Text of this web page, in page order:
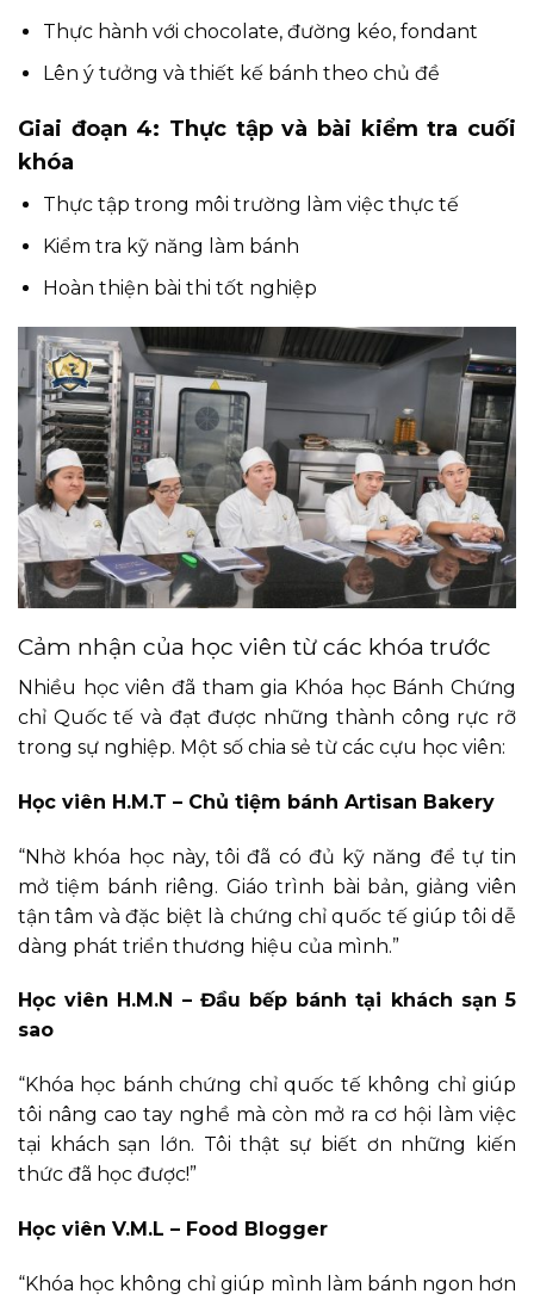
Thực hành với chocolate, đường kéo, fondant
Lên ý tưởng và thiết kế bánh theo chủ đề
Giai đoạn 4: Thực tập và bài kiểm tra cuối
khóa
Thực tập trong môi trường làm việc thực tế
Kiểm tra kỹ năng làm bánh
Hoàn thiện bài thi tốt nghiệp
Cảm nhận của học viên từ các khóa trước
Nhiều học viên đã tham gia Khóa học Bánh Chứng
chỉ Quốc tế và đạt được những thành công rực rỡ
trong sự nghiệp. Một số chia sẻ từ các cựu học viên:
Học viên H.M.T – Chủ tiệm bánh Artisan Bakery
“Nhờ khóa học này, tôi đã có đủ kỹ năng để tự tin
mở tiệm bánh riêng. Giáo trình bài bản, giảng viên
tận tâm và đặc biệt là chứng chỉ quốc tế giúp tôi dễ
dàng phát triển thương hiệu của mình.”
Học viên H.M.N – Đầu bếp bánh tại khách sạn 5
sao
“Khóa học bánh chứng chỉ quốc tế không chỉ giúp
tôi nâng cao tay nghề mà còn mở ra cơ hội làm việc
tại khách sạn lớn. Tôi thật sự biết ơn những kiến
thức đã học được!”
Học viên V.M.L – Food Blogger
“Khóa học không chỉ giúp mình làm bánh ngon hơn